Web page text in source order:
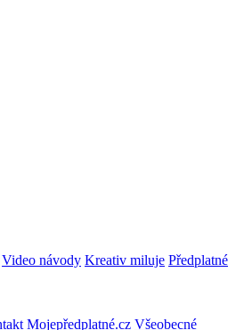
Video návody Kreativ miluje Předplatné
Mojepředplatné.cz Všeobecné